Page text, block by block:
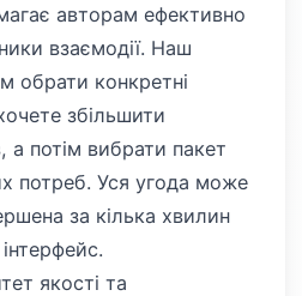
авторам ефективно
взаємодії. Наш
обрати конкретні
збільшити
а потім вибрати пакет
потреб. Уся угода може
за кілька хвилин
якості та